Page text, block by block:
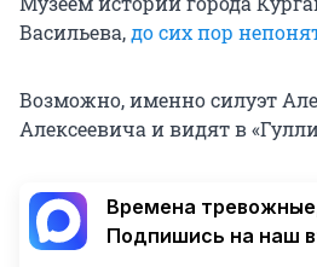
Васильева,до сих пор
Возможно, именно силуэт
Алексеевича и видят в
Времена
Подпишись на наш